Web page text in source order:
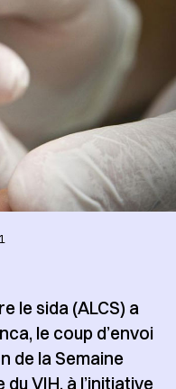
le sida (ALCS) a
le coup d’envoi
de la Semaine
VIH, à l’initiative